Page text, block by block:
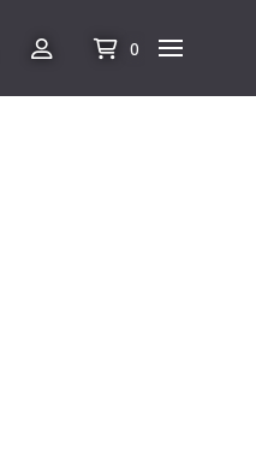
0